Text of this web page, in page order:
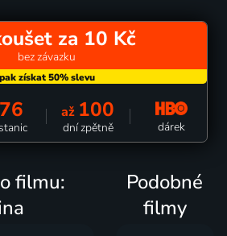
za 10 Kč
bez závazku
až 100
dní zpětně dárek
filmu:
Podobné
filmy